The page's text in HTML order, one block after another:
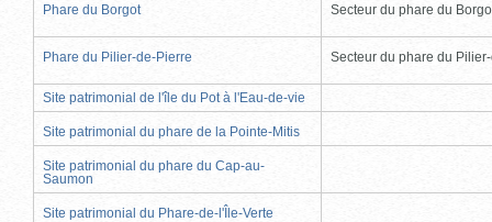
Phare du Borgot Secteur du phare du
Phare du Pilier-de-Pierre Secteur du phare du
Site patrimonial de l'île du Pot à l'Eau-de-vie
Site patrimonial du phare de la Pointe-Mitis
Site patrimonial du phare du Cap-au-
Saumon
Site patrimonial du Phare-de-l'Île-Verte